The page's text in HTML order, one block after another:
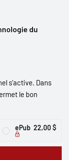
du
s’active. Dans
le bon
ePub 22,00 $